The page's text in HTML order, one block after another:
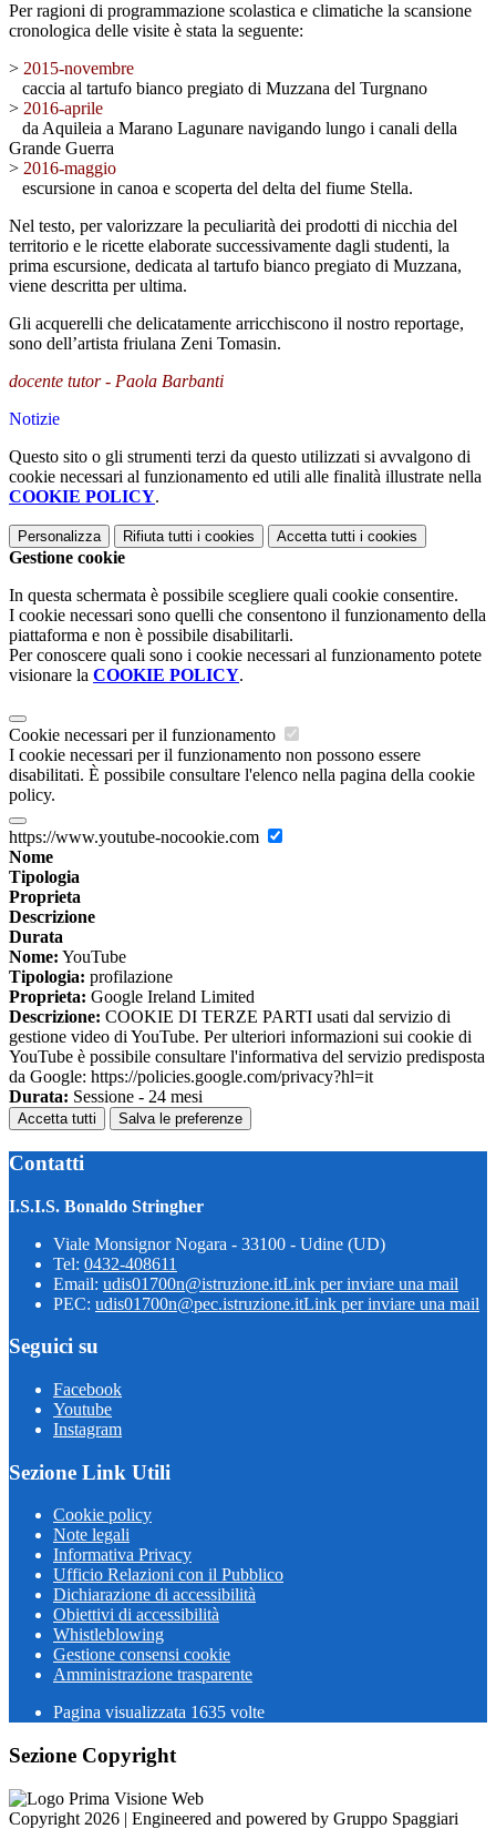
Per ragioni di programmazione scolastica e climatiche la scansione
cronologica delle visite è stata la seguente:
> 2015-novembre
caccia al tartufo bianco pregiato di Muzzana del Turgnano
> 2016-aprile
da Aquileia a Marano Lagunare navigando lungo i canali della
Grande Guerra
> 2016-maggio
escursione in canoa e scoperta del delta del fiume Stella.
Nel testo, per valorizzare la peculiarità dei prodotti di nicchia del
territorio e le ricette elaborate successivamente dagli studenti, la
prima escursione, dedicata al tartufo bianco pregiato di Muzzana,
viene descritta per ultima.
Gli acquerelli che delicatamente arricchiscono il nostro reportage,
sono dell’artista friulana Zeni Tomasin.
docente tutor - Paola Barbanti
Notizie
Questo sito o gli strumenti terzi da questo utilizzati si avvalgono di
cookie necessari al funzionamento ed utili alle finalità illustrate nella
COOKIE POLICY.
Personalizza Rifiuta tutti i cookies Accetta tutti i cookies
Gestione cookie
In questa schermata è possibile scegliere quali cookie consentire.
I cookie necessari sono quelli che consentono il funzionamento della
piattaforma e non è possibile disabilitarli.
Per conoscere quali sono i cookie necessari al funzionamento potete
visionare la COOKIE POLICY.
Cookie necessari per il funzionamento
I cookie necessari per il funzionamento non possono essere
disabilitati. È possibile consultare l'elenco nella pagina della cookie
policy.
https://www.youtube-nocookie.com
Nome
Tipologia
Proprieta
Descrizione
Durata
Nome: YouTube
Tipologia: profilazione
Proprieta: Google Ireland Limited
Descrizione: COOKIE DI TERZE PARTI usati dal servizio di
gestione video di YouTube. Per ulteriori informazioni sui cookie di
YouTube è possibile consultare l'informativa del servizio predisposta
da Google: https://policies.google.com/privacy?hl=it
Durata: Sessione - 24 mesi
Accetta tutti Salva le preferenze
Contatti
I.S.I.S. Bonaldo Stringher
Viale Monsignor Nogara - 33100 - Udine (UD)
Tel: 0432-408611
Email: udis01700n@istruzione.itLink per inviare una mail
PEC: udis01700n@pec.istruzione.itLink per inviare una mail
Seguici su
Facebook
Youtube
Instagram
Sezione Link Utili
Cookie policy
Note legali
Informativa Privacy
Ufficio Relazioni con il Pubblico
Dichiarazione di accessibilità
Obiettivi di accessibilità
Whistleblowing
Gestione consensi cookie
Amministrazione trasparente
Pagina visualizzata 1635 volte
Sezione Copyright
Copyright 2026 | Engineered and powered by Gruppo Spaggiari